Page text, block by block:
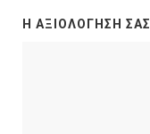
Η ΑΞΙΟΛΌΓΗΣΉ ΣΑΣ